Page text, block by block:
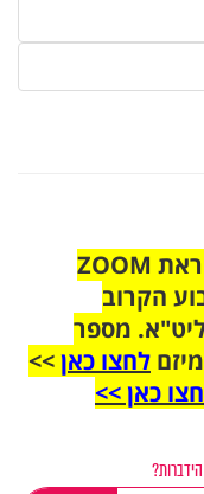
הצטרפו לקבוצת הוואטסאפ לקראת ZOOM
הקרוב
מספר
לחצו כאן>>
כאן >>